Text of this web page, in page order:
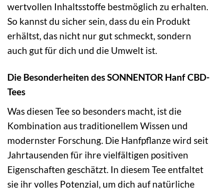
wertvollen Inhaltsstoffe bestmöglich zu erhalten.
So kannst du sicher sein, dass du ein Produkt
erhältst, das nicht nur gut schmeckt, sondern
auch gut für dich und die Umwelt ist.
Die Besonderheiten des SONNENTOR Hanf CBD-
Tees
Was diesen Tee so besonders macht, ist die
Kombination aus traditionellem Wissen und
modernster Forschung. Die Hanfpflanze wird seit
Jahrtausenden für ihre vielfältigen positiven
Eigenschaften geschätzt. In diesem Tee entfaltet
sie ihr volles Potenzial, um dich auf natürliche